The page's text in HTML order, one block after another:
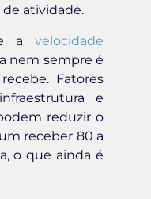
atividade.
a velocidade
nem sempre é
Fatores
e
reduzir o
receber 80 a
o que ainda é